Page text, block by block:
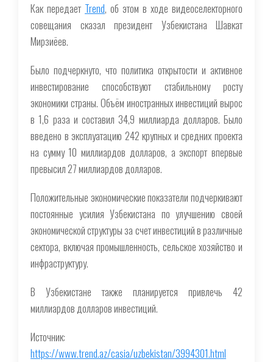
Как передает Trend, об этом в ходе видеоселекторного
совещания сказал президент Узбекистана Шавкат
Мирзиёев.
Было подчеркнуто, что политика открытости и активное
инвестирование способствуют стабильному росту
экономики страны. Объём иностранных инвестиций вырос
в 1,6 раза и составил 34,9 миллиарда долларов. Было
введено в эксплуатацию 242 крупных и средних проекта
на сумму 10 миллиардов долларов, а экспорт впервые
превысил 27 миллиардов долларов.
Положительные экономические показатели подчеркивают
постоянные усилия Узбекистана по улучшению своей
экономической структуры за счет инвестиций в различные
сектора, включая промышленность, сельское хозяйство и
инфраструктуру.
В Узбекистане также планируется привлечь 42
миллиардов долларов инвестиций.
Источник:
https://www.trend.az/casia/uzbekistan/3994301.html